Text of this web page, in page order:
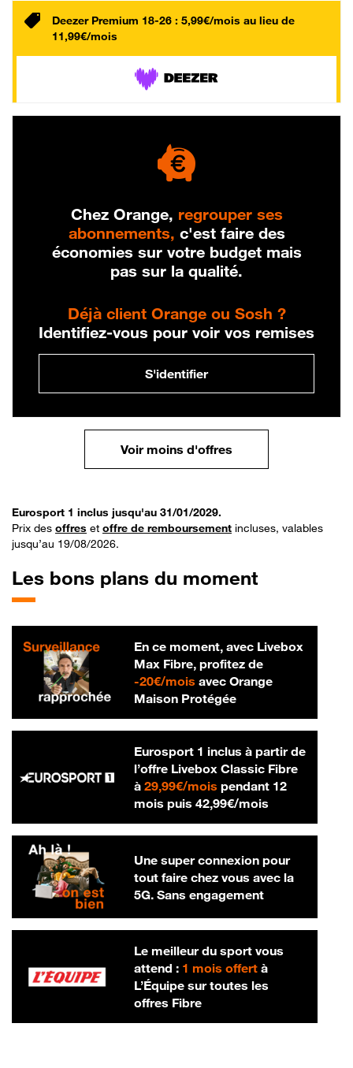
Deezer Premium 18-26 : 5,99€/mois au lieu de
11,99€/mois
Chez Orange, regrouper ses
abonnements, c'est faire des
économies sur votre budget mais
pas sur la qualité.
Déjà client Orange ou Sosh ?
Identifiez-vous pour voir vos remises
S'identifier
Voir moins d'offres
Eurosport 1 inclus jusqu'au 31/01/2029.
Prix des offres et offre de remboursement incluses, valables
jusqu’au 19/08/2026.
Les bons plans du moment
En ce moment, avec Livebox
Max Fibre, profitez de
-20€/mois20 € par mois
avec Orange
Maison Protégée
Eurosport 1 inclus à partir de
l’offre Livebox Classic Fibre
à 29,99€/mois29,99 € par mois
pendant 12
mois puis 42,99€/mois42,99 € par
Une super connexion pour
tout faire chez vous avec la
5G. Sans engagement
Le meilleur du sport vous
attend : 1 mois offertà
L’Équipe sur toutes les
offres Fibre